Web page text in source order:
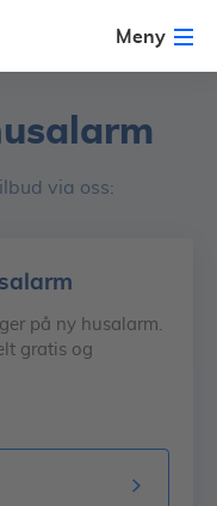
Meny
via oss:
på ny husalarm.
gratis og